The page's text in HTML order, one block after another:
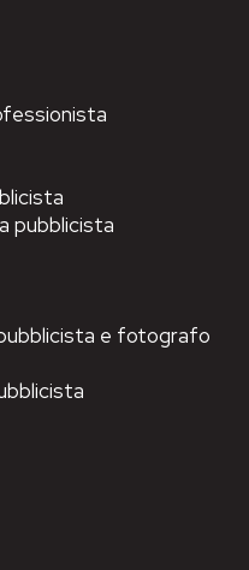
pubblicista
e fotografo